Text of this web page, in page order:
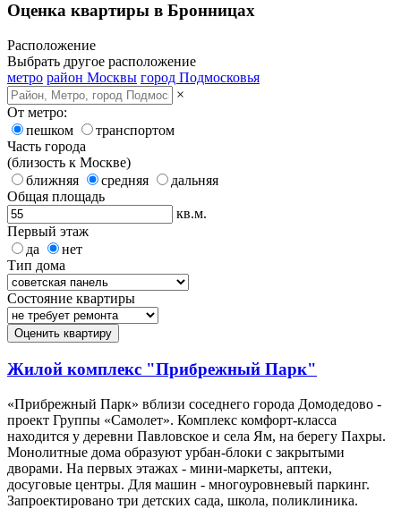
Оценка квартиры в Бронницах
Расположение
Выбрать другое расположение
метро район Москвы город Подмосковья
×
От метро:
пешком
транспортом
Часть города
(близость к Москве)
ближняя
средняя
дальняя
Общая площадь
кв.м.
Первый этаж
да
нет
Тип дома
Состояние квартиры
Оценить квартиру
Жилой комплекс "Прибрежный Парк"
«Прибрежный Парк» вблизи соседнего города Домодедово -
проект Группы «Самолет». Комплекс комфорт-класса
находится у деревни Павловское и села Ям, на берегу Пахры.
Монолитные дома образуют урбан-блоки с закрытыми
дворами. На первых этажах - мини-маркеты, аптеки,
досуговые центры. Для машин - многоуровневый паркинг.
Запроектировано три детских сада, школа, поликлиника.